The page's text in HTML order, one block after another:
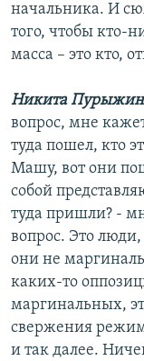
начальника. И
того, чтобы кто-
масса – это кто,
Никита
вопрос, мне
туда пошел, кто
Машу, вот они
собой
туда пришли? -
вопрос. Это
они не
каких-то
маргинальных,
свержения
и так далее.